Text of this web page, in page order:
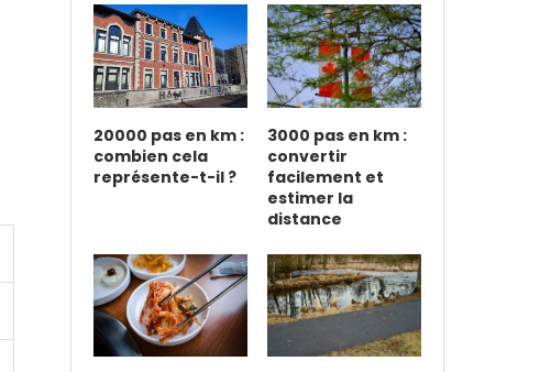
20000 pas en km :
combien cela
représente-t-il ?
3000 pas en km :
convertir
facilement et
estimer la
distance